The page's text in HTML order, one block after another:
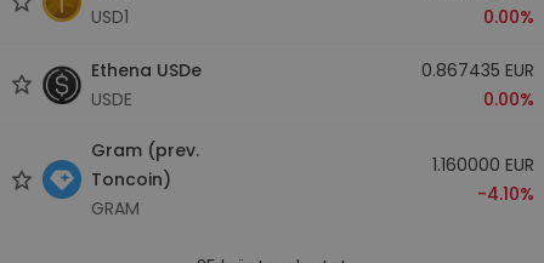
USD1
0.00%
Ethena USDe
USDE
0.867435 EUR
0.00%
Gram (prev.
Toncoin)
GRAM
1.160000 EUR
-4.10%